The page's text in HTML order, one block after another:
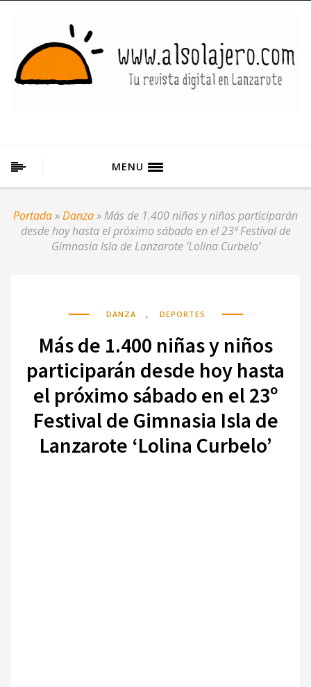
MENU
Portada»Danza» Más de 1.400 niñas y niños participarán
desde hoy hasta el próximo sábado en el 23º Festival de
Gimnasia Isla de Lanzarote ‘Lolina Curbelo’
DANZA , DEPORTES
Más de 1.400 niñas y niños
participarán desde hoy hasta
el próximo sábado en el 23º
Festival de Gimnasia Isla de
Lanzarote ‘Lolina Curbelo’